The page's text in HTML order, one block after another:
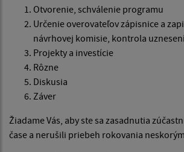
Otvorenie, schválenie programu
Určenie overovateľov zápisnice a
návrhovej komisie, kontrola
Projekty a investície
Rôzne
Diskusia
Záver
Žiadame Vás, aby ste sa zasadnutia
čase a nerušili priebeh rokovania